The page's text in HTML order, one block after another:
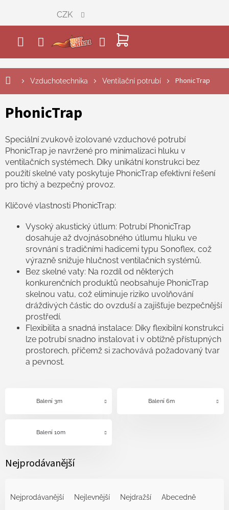
obsah
NÁKUPNÍ
KOŠÍK
CZK
Vzduchotechnika Ventilační potrubí PhonicTrap
PhonicTrap
Speciální zvukově izolované vzduchové potrubí
PhonicTrap je navržené pro minimalizaci hluku v
ventilačních systémech. Díky unikátní konstrukci bez
použití skelné vaty poskytuje PhonicTrap efektivní řešení
pro tichý a bezpečný provoz.
Klíčové vlastnosti PhonicTrap:
Vysoký akustický útlum: Potrubí PhonicTrap
dosahuje až dvojnásobného útlumu hluku ve
srovnání s tradičními hadicemi typu Sonoflex, což
výrazně snižuje hlučnost ventilačních systémů.
Bez skelné vaty: Na rozdíl od některých
konkurenčních produktů neobsahuje PhonicTrap
skelnou vatu, což eliminuje riziko uvolňování
dráždivých částic do ovzduší a zajišťuje bezpečnější
prostředí.
Flexibilita a snadná instalace: Díky flexibilní konstrukci
lze potrubí snadno instalovat i v obtížně přístupných
prostorech, přičemž si zachovává požadovaný tvar
a pevnost.
Balení 3m Balení 6m
Balení 10m
Nejprodávanější
Nejprodávanější Nejlevnější Nejdražší Abecedně